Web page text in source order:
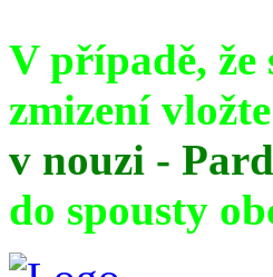
V případě, že
zmizení
v nouzi -
do spousty